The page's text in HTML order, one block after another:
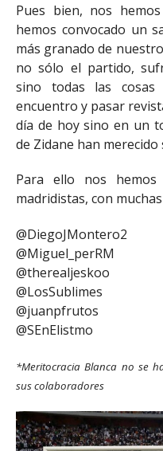
Pues bien, nos
hemos convocado un
más granado de
no sólo el partido,
sino todas las
encuentro y pasar
día de hoy sino en un
de Zidane han
Para ello nos hemos
madridistas, con
@DiegoJMontero2
@Miguel_perRM
@therealjeskoo
@LosSublimes
@juanpfrutos
@SEnElistmo
*Meritocracia Blanca no se
sus colaboradores